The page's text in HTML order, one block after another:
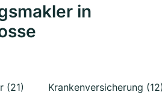
in
(21) Krankenversicherung